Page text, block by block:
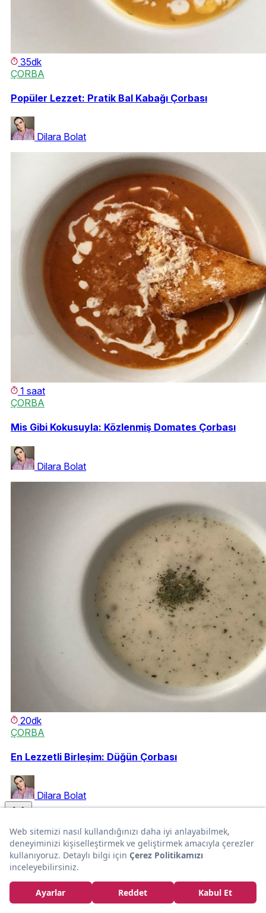
35dk
ÇORBA
Popüler Lezzet: Pratik Bal Kabağı Çorbası
Dilara Bolat
1 saat
ÇORBA
Mis Gibi Kokusuyla: Közlenmiş Domates Çorbası
Dilara Bolat
20dk
ÇORBA
En Lezzetli Birleşim: Düğün Çorbası
Dilara Bolat